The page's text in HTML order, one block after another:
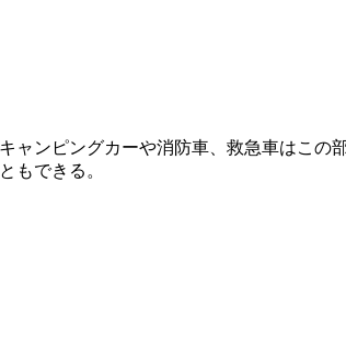
ンピングカーや消防車、救急車はこの
もできる。